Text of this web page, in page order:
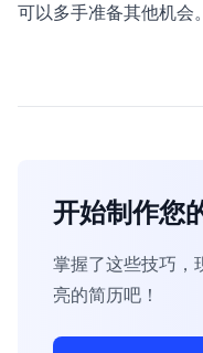
可以多手准备其他机会。
开始制作您
掌握了这些技巧，
亮的简历吧！